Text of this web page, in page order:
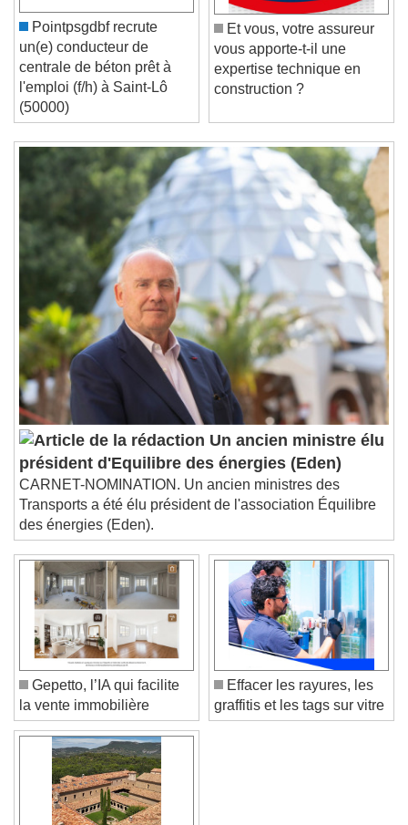
Unmute
Current Time0:00
/
Duration-:-
Loaded :0%
Seek to live, currently behind liveLIVE
Remaining Time-0:00
1x
Playback Rate
Chapters
Chapters
Descriptions
descriptions off , selected
Subtitles
subtitles settings, opens subtitles
settings dialog
subtitles off, selected
Picture-in-Picture
Fullscreen
This is a modal window.
Beginning of dialog window. Escape will cancel
and close the window.
Text
Color Opacity
Text Background
Color
Caption Area Background
Color
Font Size
Text Edge Style
Pointpsgdbf recrute
un(e) conducteur de
centrale de béton prêt à
l'emploi (f/h) à Saint-Lô
(50000)
Et vous, votre assureur
vous apporte-t-il une
expertise technique en
Un ancien ministre élu
président d'Equilibre des énergies (Eden)
CARNET-NOMINATION. Un ancien ministres des
Transports a été élu président de l'association Équilibre
des énergies (Eden).
Gepetto, l’IA qui facilite
la vente immobilière
Effacer les rayures, les
graffitis et les tags sur vitre